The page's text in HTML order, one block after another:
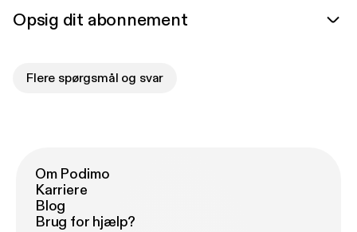
Opsig dit abonnement
Flere spørgsmål og svar
Om Podimo
Karriere
Blog
Brug for hjælp?